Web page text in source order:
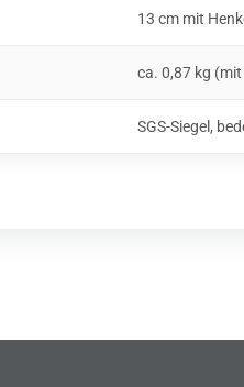
13 cm mit
ca. 0,87 kg (mit
SGS-Siegel,